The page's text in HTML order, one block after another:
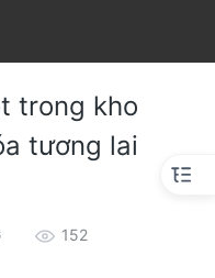
trong kho
tương lai
152